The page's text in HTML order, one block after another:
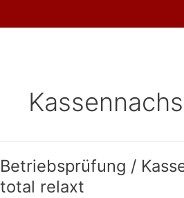
Betriebsprüfung /
total relaxt